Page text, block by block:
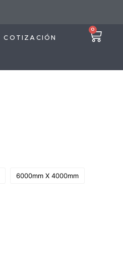
COTIZACIÓN
0
6000mm X 4000mm